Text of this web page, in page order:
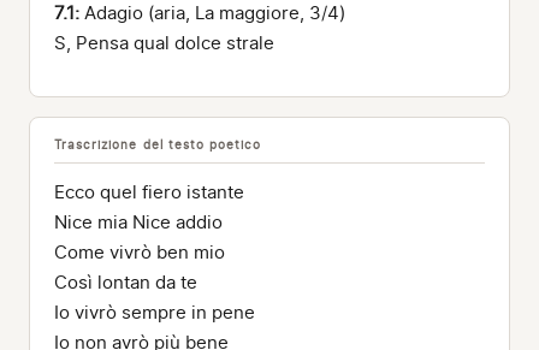
7.1: Adagio (aria, La maggiore, 3/4)
S, Pensa qual dolce strale
Trascrizione del testo poetico
Ecco quel fiero istante
Nice mia Nice addio
Come vivrò ben mio
Così lontan da te
Io vivrò sempre in pene
Io non avrò più bene